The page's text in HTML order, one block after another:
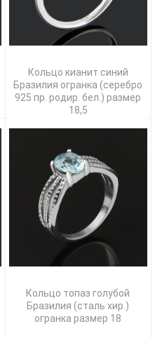
Кольцо кианит синий
Бразилия огранка (серебро
925 пр. родир. бел.) размер
18,5
Кольцо топаз голубой
Бразилия (сталь хир.)
огранка размер 18